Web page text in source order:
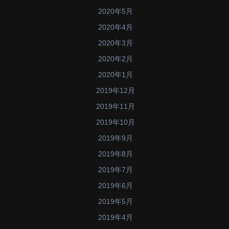
2020年5月
2020年4月
2020年3月
2020年2月
2020年1月
2019年12月
2019年11月
2019年10月
2019年9月
2019年8月
2019年7月
2019年6月
2019年5月
2019年4月